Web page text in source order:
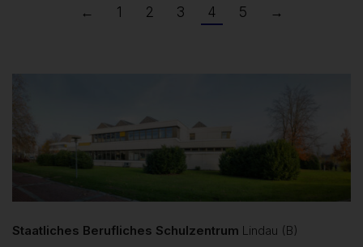
← 1 2 3 4 5 →
Staatliches Berufliches Schulzentrum Lindau (B)